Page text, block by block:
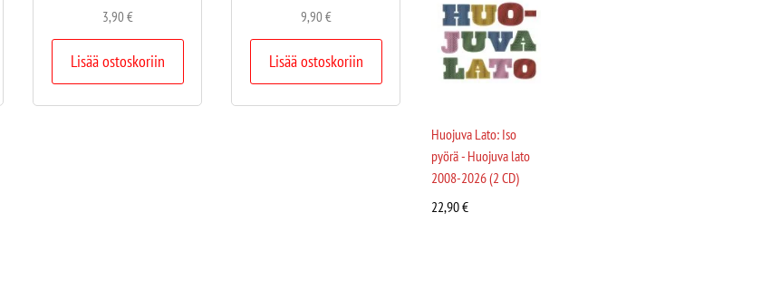
3,90€
Lisää ostoskoriin
9,90€
Lisää ostoskoriin
Huojuva Lato: Iso
pyörä - Huojuva lato
2008-2026 (2 CD)
22,90€